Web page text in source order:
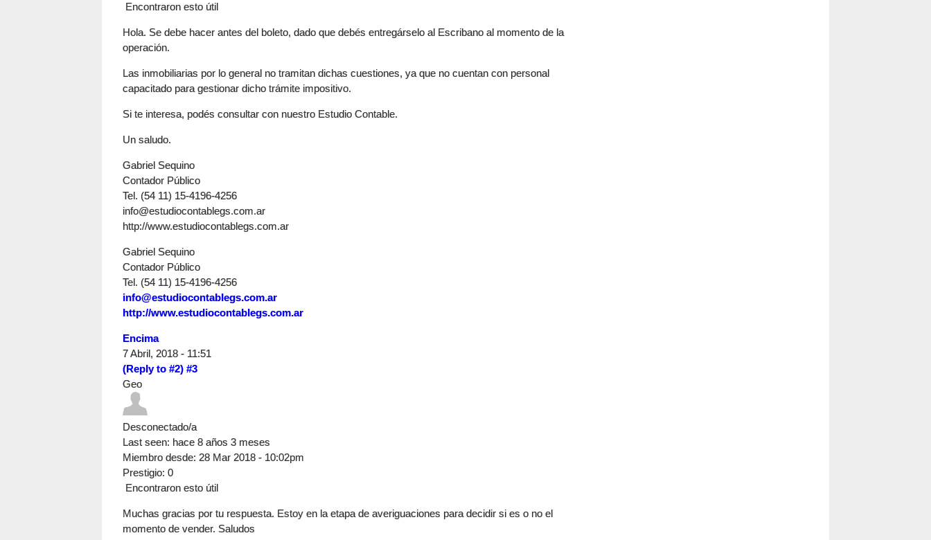
Encontraron esto útil
Hola. Se debe hacer antes del boleto, dado que debés entregárselo al Escribano al momento de la
operación.
Las inmobiliarias por lo general no tramitan dichas cuestiones, ya que no cuentan con personal
capacitado para gestionar dicho trámite impositivo.
Si te interesa, podés consultar con nuestro Estudio Contable.
Un saludo.
Gabriel Sequino
Contador Público
Tel. (54 11) 15-4196-4256
info@estudiocontablegs.com.ar
http://www.estudiocontablegs.com.ar
Gabriel Sequino
Contador Público
Tel. (54 11) 15-4196-4256
info@estudiocontablegs.com.ar
http://www.estudiocontablegs.com.ar
Encima
7 Abril, 2018 - 11:51
(Reply to #2) #3
Geo
Desconectado/a
Last seen: hace 8 años 3 meses
Miembro desde: 28 Mar 2018 - 10:02pm
Prestigio: 0
Encontraron esto útil
Muchas gracias por tu respuesta. Estoy en la etapa de averiguaciones para decidir si es o no el
momento de vender. Saludos